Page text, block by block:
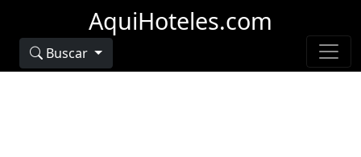
AquiHoteles.com
Buscar